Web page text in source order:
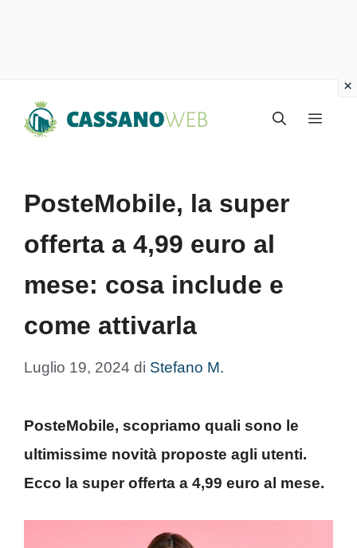
Menu
PosteMobile, la super
offerta a 4,99 euro al
mese: cosa include e
come attivarla
Luglio 19, 2024 di Stefano M.
PosteMobile, scopriamo quali sono le
ultimissime novità proposte agli utenti.
Ecco la super offerta a 4,99 euro al mese.